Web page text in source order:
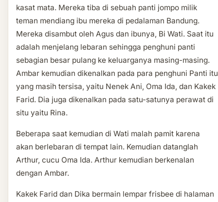
kasat mata. Mereka tiba di sebuah panti jompo milik
teman mendiang ibu mereka di pedalaman Bandung.
Mereka disambut oleh Agus dan ibunya, Bi Wati. Saat itu
adalah menjelang lebaran sehingga penghuni panti
sebagian besar pulang ke keluarganya masing-masing.
Ambar kemudian dikenalkan pada para penghuni Panti itu
yang masih tersisa, yaitu Nenek Ani, Oma Ida, dan Kakek
Farid. Dia juga dikenalkan pada satu-satunya perawat di
situ yaitu Rina.
Beberapa saat kemudian di Wati malah pamit karena
akan berlebaran di tempat lain. Kemudian datanglah
Arthur, cucu Oma Ida. Arthur kemudian berkenalan
dengan Ambar.
Kakek Farid dan Dika bermain lempar frisbee di halaman